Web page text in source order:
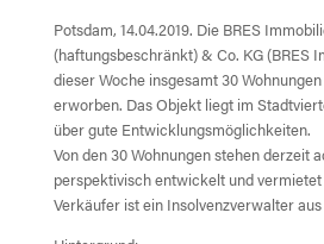
Potsdam, 14.04.2019. Die BRES
(haftungsbeschränkt) & Co. KG (BRES
dieser Woche insgesamt 30
erworben. Das Objekt liegt im
über gute Entwicklungsmöglichkeiten.
Von den 30 Wohnungen stehen derzeit
perspektivisch entwickelt und
Verkäufer ist ein Insolvenzverwalter